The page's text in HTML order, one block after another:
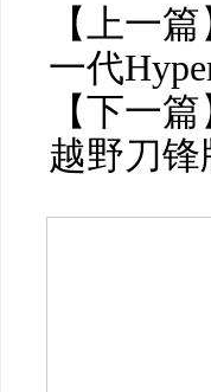
【上一篇
一代
【下一篇
越野刀